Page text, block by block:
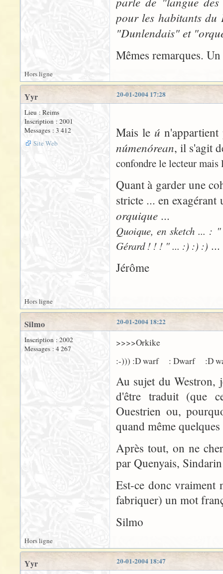
pour les habitants du
"Dunlendais" et
Mêmes remarques.
Hors ligne
20-01-2004 17:28
Yyr
Lieu : Reims
Inscription : 2001
Messages : 3 412
Site Web
Mais le ú
númenórean, il s'agit
confondre le lecteur
Quant à garder une
stricte ... en
orquique ...
Quoique, en sketch ... :
Gérard ! ! ! " ... :) :) :) ...
Jérôme
Hors ligne
20-01-2004 18:22
Silmo
Inscription : 2002
Messages : 4 267
>>>>Orkike
:-))) :D warf : Dwarf :D
Au sujet du Westron,
d'être traduit (que
Ouestrien ou,
quand même
Après tout, on ne
par Quenyais,
Est-ce donc vraiment
fabriquer) un mot
Silmo
Hors ligne
20-01-2004 18:47
Yyr